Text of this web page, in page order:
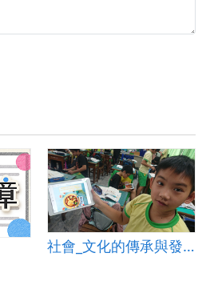
社會_文化的傳承與發展_食